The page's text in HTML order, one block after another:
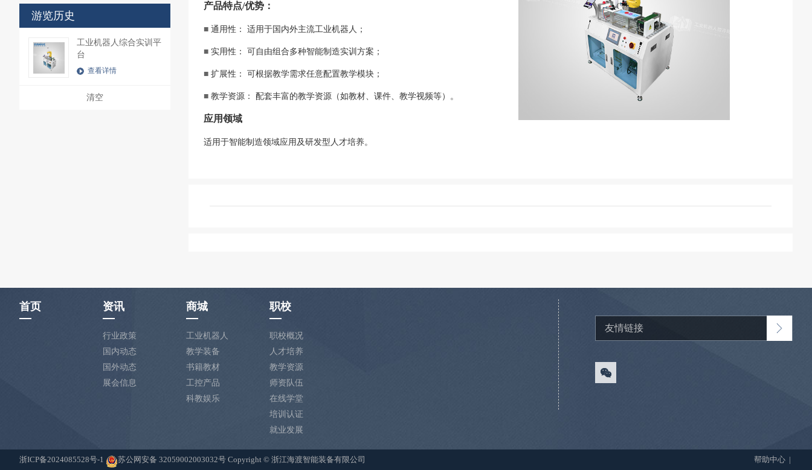
游览历史
工业机器人综合实训平
台
查看详情
清空
产品特点/优势：
■ 通用性： 适用于国内外主流工业机器人；
■ 实用性： 可自由组合多种智能制造实训方案；
■ 扩展性： 可根据教学需求任意配置教学模块；
■ 教学资源： 配套丰富的教学资源（如教材、课件、教学视频等）。
应用领域
适用于智能制造领域应用及研发型人才培养。
首页 资讯
行业政策
国内动态
国外动态
展会信息
商城
工业机器人
教学装备
书籍教材
工控产品
科教娱乐
职校
职校概况
人才培养
教学资源
师资队伍
在线学堂
培训认证
就业发展
浙ICP备2024085528号-1 苏公网安备 32059002003032号 Copyright © 浙江海渡智能装备有限公司 帮助中心 |